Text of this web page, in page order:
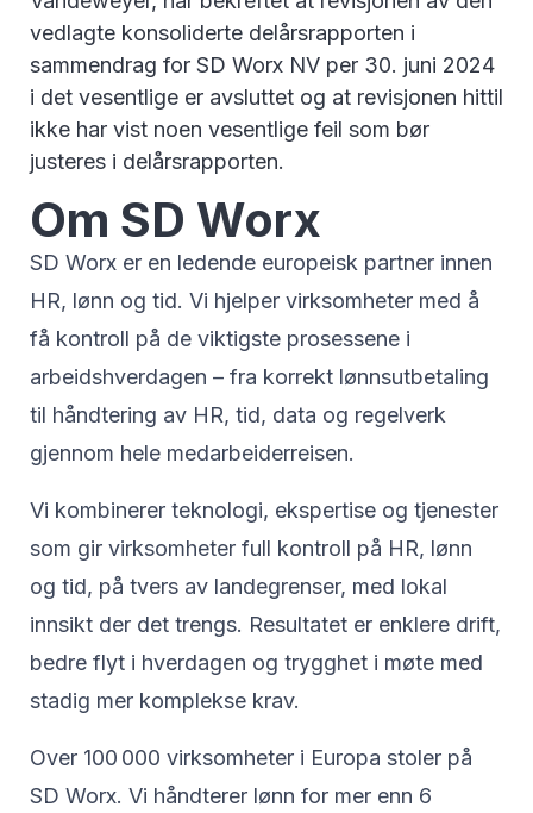
vedlagte konsoliderte delårsrapporten i
sammendrag for SD Worx NV per 30. juni 2024
i det vesentlige er avsluttet og at revisjonen hittil
ikke har vist noen vesentlige feil som bør
justeres i delårsrapporten.
Om SD Worx
SD Worx er en ledende europeisk partner innen
HR, lønn og tid. Vi hjelper virksomheter med å
få kontroll på de viktigste prosessene i
arbeidshverdagen – fra korrekt lønnsutbetaling
til håndtering av HR, tid, data og regelverk
gjennom hele medarbeiderreisen.
Vi kombinerer teknologi, ekspertise og tjenester
som gir virksomheter full kontroll på HR, lønn
og tid, på tvers av landegrenser, med lokal
innsikt der det trengs. Resultatet er enklere drift,
bedre flyt i hverdagen og trygghet i møte med
stadig mer komplekse krav.
Over 100 000 virksomheter i Europa stoler på
SD Worx. Vi håndterer lønn for mer enn 6